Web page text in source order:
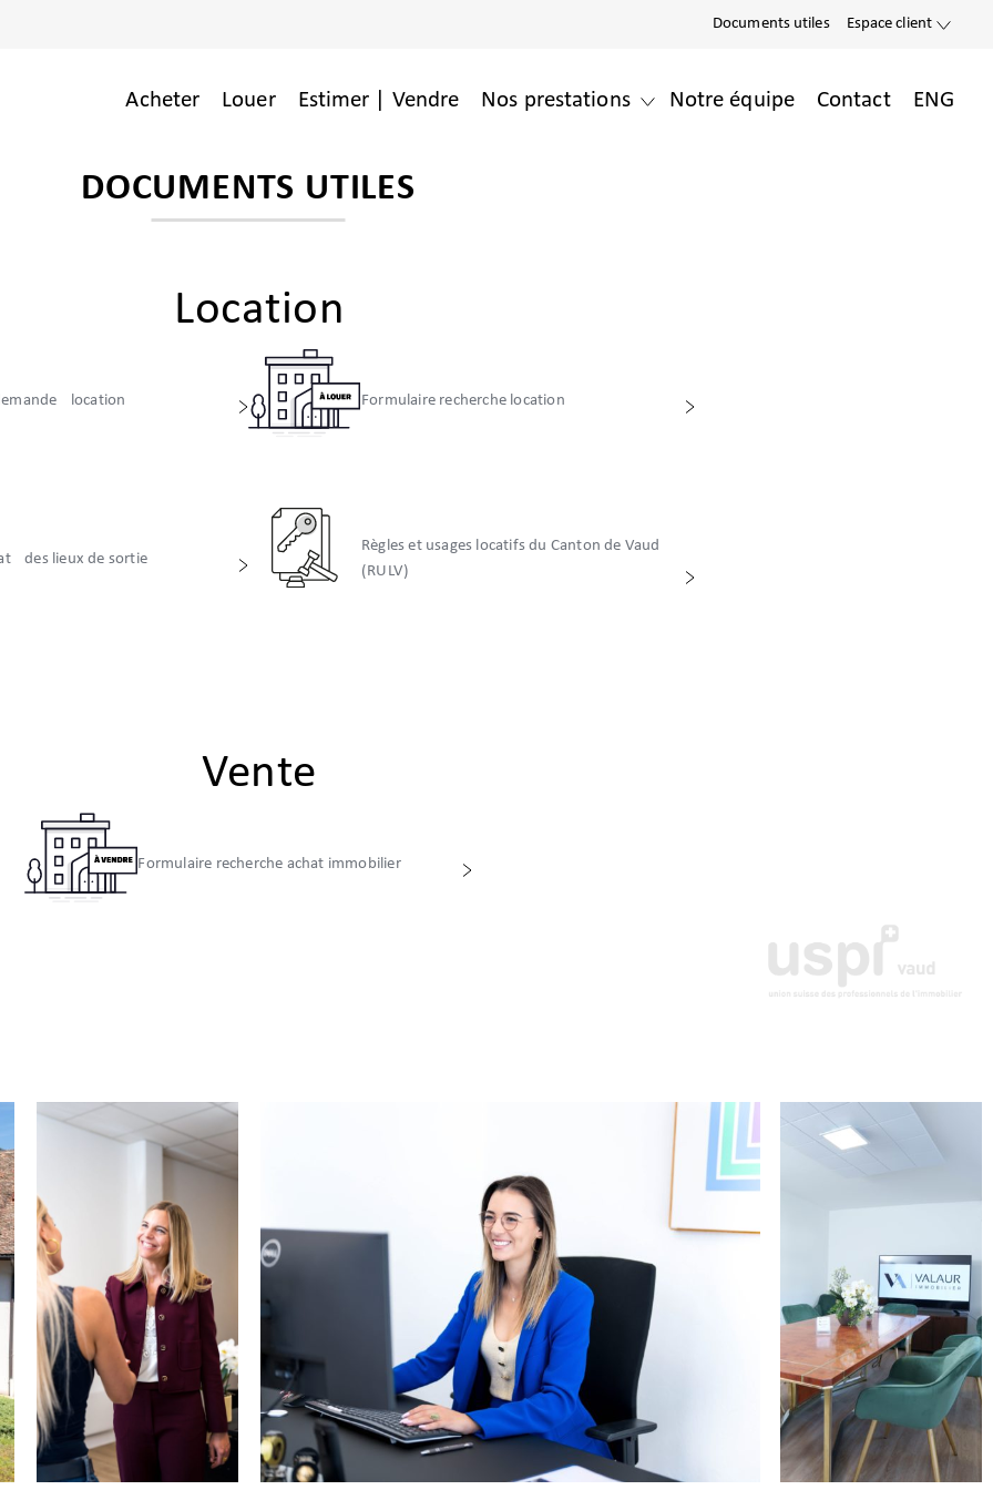
Documents utiles Espace client
Acheter Louer Estimer | Vendre Nos prestations Notre équipe Contact ENG
DOCUMENTS UTILES
Location
location Formulaire recherche location
des lieux de sortie
Règles et usages locatifs du Canton de Vaud
(RULV)
Vente
Formulaire recherche achat immobilier